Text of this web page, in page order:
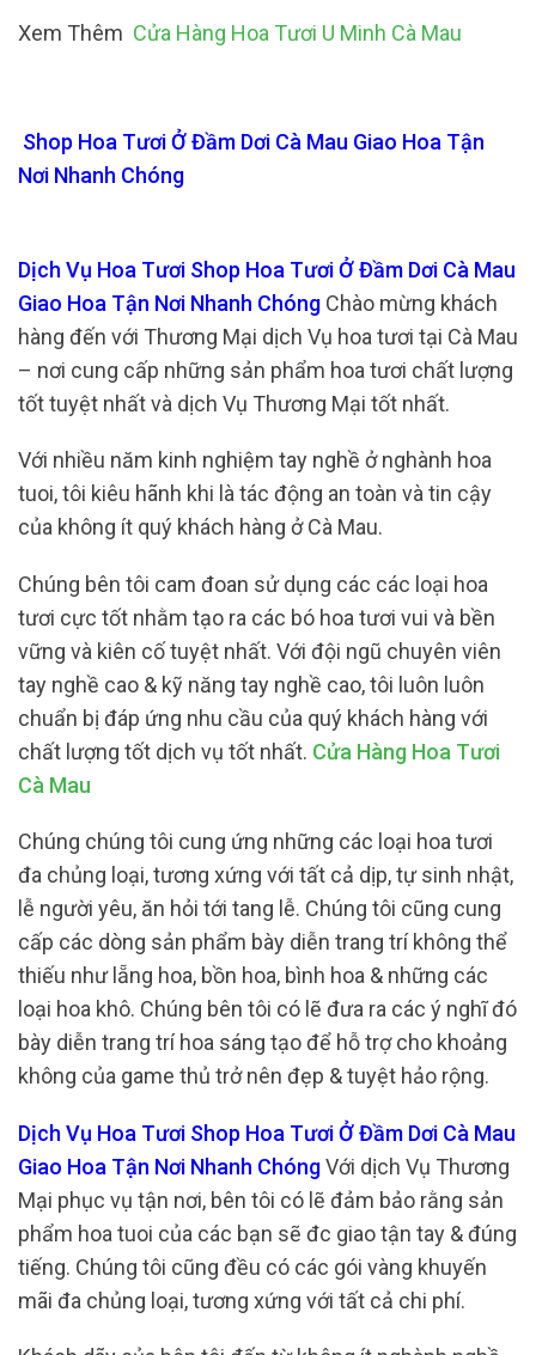
Xem Thêm Cửa Hàng Hoa Tươi U Minh Cà Mau
Shop Hoa Tươi Ở Đầm Dơi Cà Mau Giao Hoa Tận
Nơi Nhanh Chóng
Dịch Vụ Hoa Tươi Shop Hoa Tươi Ở Đầm Dơi Cà Mau
Giao Hoa Tận Nơi Nhanh Chóng Chào mừng khách
hàng đến với Thương Mại dịch Vụ hoa tươi tại Cà Mau
– nơi cung cấp những sản phẩm hoa tươi chất lượng
tốt tuyệt nhất và dịch Vụ Thương Mại tốt nhất.
Với nhiều năm kinh nghiệm tay nghề ở nghành hoa
tuoi, tôi kiêu hãnh khi là tác động an toàn và tin cậy
của không ít quý khách hàng ở Cà Mau.
Chúng bên tôi cam đoan sử dụng các các loại hoa
tươi cực tốt nhằm tạo ra các bó hoa tươi vui và bền
vững và kiên cố tuyệt nhất. Với đội ngũ chuyên viên
tay nghề cao & kỹ năng tay nghề cao, tôi luôn luôn
chuẩn bị đáp ứng nhu cầu của quý khách hàng với
chất lượng tốt dịch vụ tốt nhất. Cửa Hàng Hoa Tươi
Cà Mau
Chúng chúng tôi cung ứng những các loại hoa tươi
đa chủng loại, tương xứng với tất cả dịp, tự sinh nhật,
lễ người yêu, ăn hỏi tới tang lễ. Chúng tôi cũng cung
cấp các dòng sản phẩm bày diễn trang trí không thể
thiếu như lẵng hoa, bồn hoa, bình hoa & những các
loại hoa khô. Chúng bên tôi có lẽ đưa ra các ý nghĩ đó
bày diễn trang trí hoa sáng tạo để hỗ trợ cho khoảng
không của game thủ trở nên đẹp & tuyệt hảo rộng.
Dịch Vụ Hoa Tươi Shop Hoa Tươi Ở Đầm Dơi Cà Mau
Giao Hoa Tận Nơi Nhanh ChóngVới dịch Vụ Thương
Mại phục vụ tận nơi, bên tôi có lẽ đảm bảo rằng sản
phẩm hoa tuoi của các bạn sẽ đc giao tận tay & đúng
tiếng. Chúng tôi cũng đều có các gói vàng khuyến
mãi đa chủng loại, tương xứng với tất cả chi phí.